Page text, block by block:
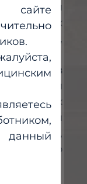
гелей,
в
первый
завод,
данный